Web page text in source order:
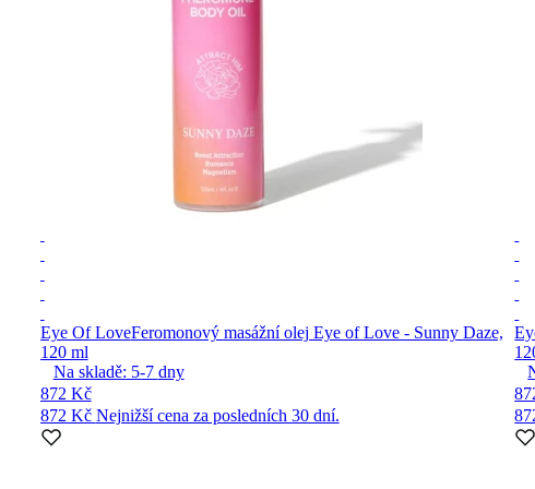
Eye Of LoveFeromonový masážní olej Eye of Love - Sunny Daze,
120 ml
Na skladě: 5-7 dny
872 Kč
872 Kč Nejnižší cena za posledních 30 dní.